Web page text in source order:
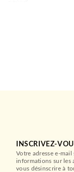
INSCRIVEZ-
Votre adresse e-
informations sur les
vous désinscrire à